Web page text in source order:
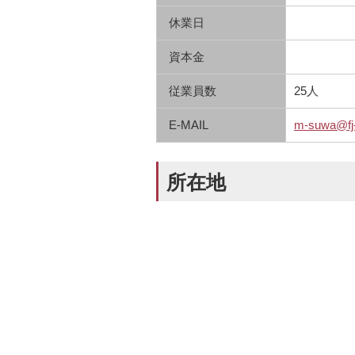
休業日
資本金
従業員数 25人
E-MAIL m-
所在地